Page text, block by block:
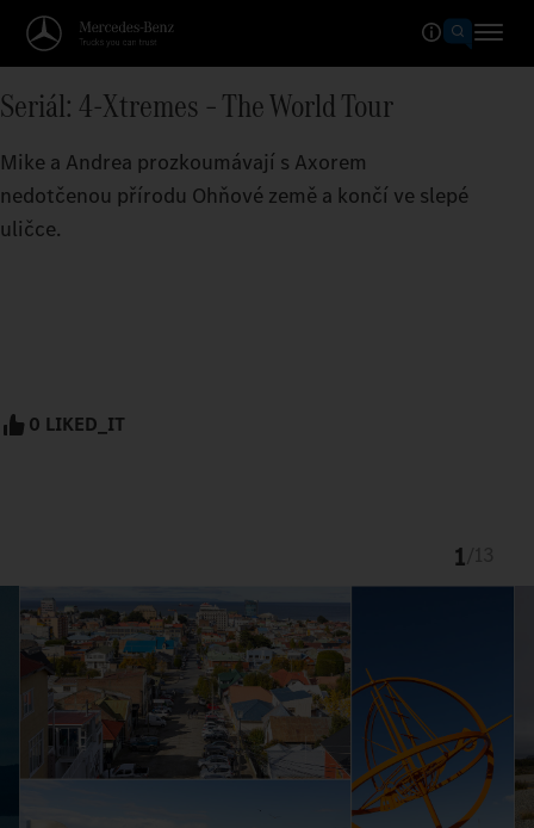
Seriál: 4-Xtremes – The World Tour
Mike a Andrea prozkoumávají s Axorem
nedotčenou přírodu Ohňové země a končí ve slepé
uličce.
0 LIKED_IT
1